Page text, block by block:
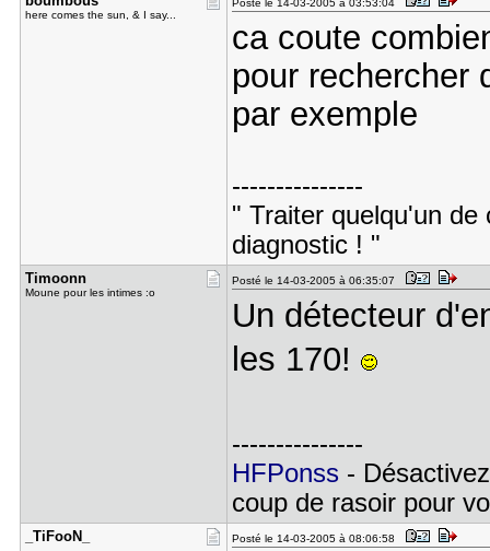
here comes the sun, & I say...
Posté le 14-03-2005 à 03:53:04
ca coute
pour
par exemple
---------------
" Traiter quelqu'un
diagnostic ! "
Timoonn
Moune pour les intimes :o
Posté le 14-03-2005 à 06:35:07
Un détecteur
les 170!
---------------
HFPonss-
coup de rasoir pour
_TiFooN_ Posté le 14-03-2005 à 08:06:58